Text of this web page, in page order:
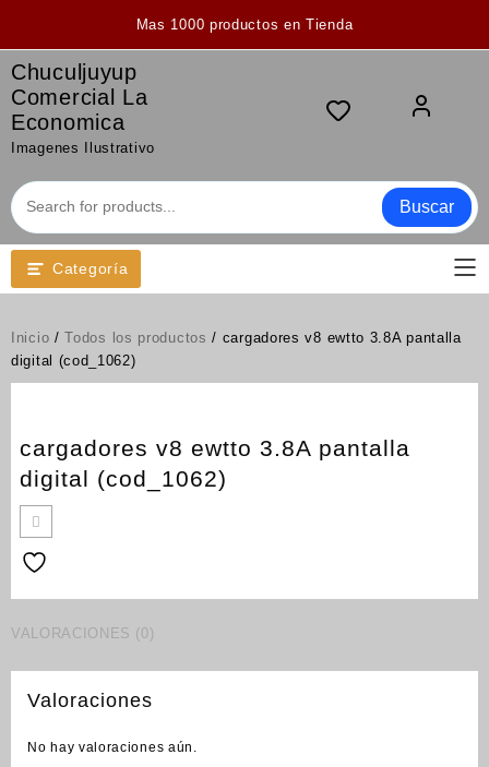
Mas 1000 productos en Tienda
Chuculjuyup
Comercial La
Economica
Imagenes Ilustrativo
Buscar
Categoría
Inicio /Todos los productos / cargadores v8 ewtto 3.8A pantalla
digital (cod_1062)
cargadores v8 ewtto 3.8A pantalla
digital (cod_1062)
VALORACIONES (0)
Valoraciones
No hay valoraciones aún.